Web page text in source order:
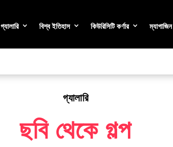
গ্যালারি বিশ্ব ইতিহাস কিউরিসিটি কর্ণার ম্যাগাজিন
গ্যালারি
ছবি থেকে গল্প